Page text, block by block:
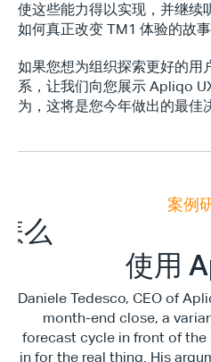
使这些能力得以实现，并继续
如何真正改变 TM1 体验的故事
如果您想为组织探索更好的用
系，让我们向您展示 Apliqo
为，这将是您今年做出的最佳
案例
么E
使用
Daniele Tedesco, CEO of
month-end close, a
forecast cycle in front of
in for the real thing. His